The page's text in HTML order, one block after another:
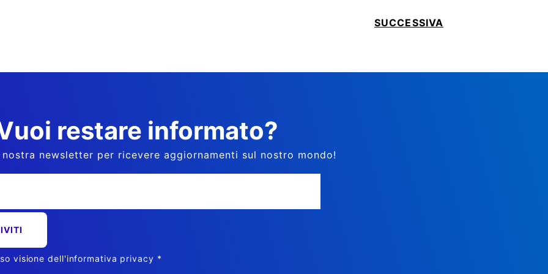
SUCCESSIVA
restare informato?
newsletter per ricevere aggiornamenti sul nostro mondo!
visione dell'informativa privacy *